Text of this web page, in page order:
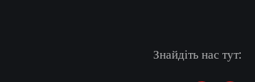
Знайдіть нас тут: